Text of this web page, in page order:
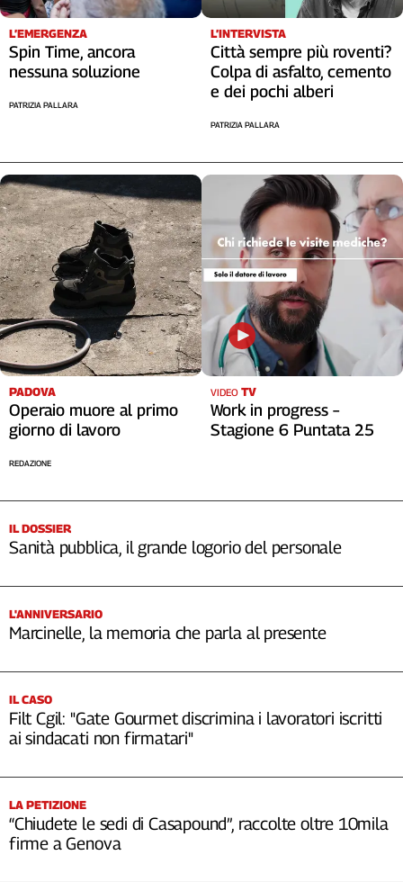
Archivio
Storico
1955-
2014
Contatti
La
redazione
Newsletter
Social
L’EMERGENZA
Spin Time, ancora
nessuna soluzione
PATRIZIA PALLARA
L’INTERVISTA
Città sempre più roventi?
Colpa di asfalto, cemento
e dei pochi alberi
PATRIZIA PALLARA
PADOVA
Operaio muore al primo
giorno di lavoro
REDAZIONE
VIDEO TV
Work in progress –
Stagione 6 Puntata 25
IL DOSSIER
Sanità pubblica, il grande logorio del personale
L'ANNIVERSARIO
Marcinelle, la memoria che parla al presente
IL CASO
Filt Cgil: "Gate Gourmet discrimina i lavoratori iscritti
ai sindacati non firmatari"
LA PETIZIONE
“Chiudete le sedi di Casapound”, raccolte oltre 10mila
firme a Genova